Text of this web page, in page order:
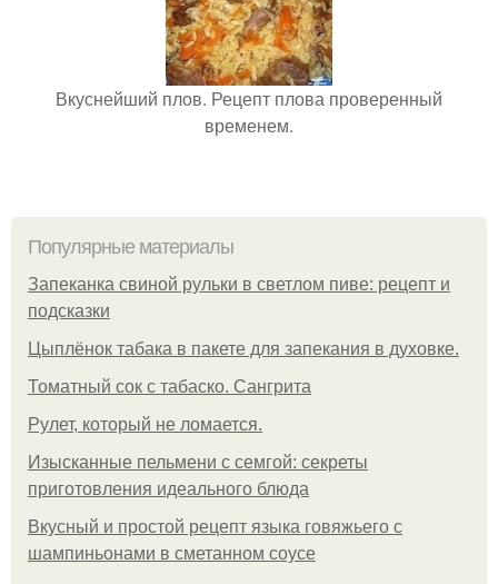
Вкуснейший плов. Рецепт плова проверенный
временем.
Популярные материалы
Запеканка свиной рульки в светлом пиве: рецепт и
подсказки
Цыплёнок табака в пакете для запекания в духовке.
Томатный сок с табаско. Сангрита
Рулет, который не ломается.
Изысканные пельмени с семгой: секреты
приготовления идеального блюда
Вкусный и простой рецепт языка говяжьего с
шампиньонами в сметанном соусе